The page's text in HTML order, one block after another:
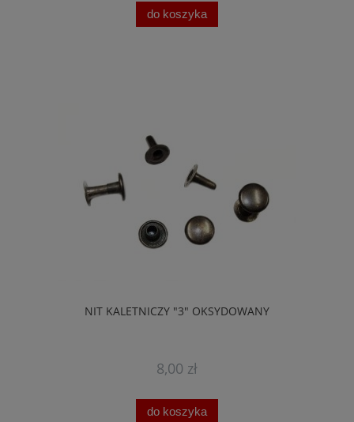
do koszyka
NIT KALETNICZY "3" OKSYDOWANY
8,00 zł
do koszyka